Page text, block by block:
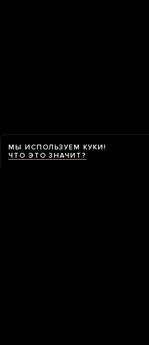
МЫ ИСПОЛЬЗУЕМ КУКИ!
ЧТО ЭТО ЗНАЧИТ?